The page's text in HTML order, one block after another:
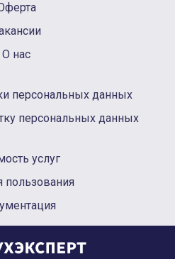
О нас
персональных данных
персональных данных
услуг
пользования